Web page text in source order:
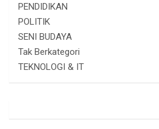
PENDIDIKAN
POLITIK
SENI BUDAYA
Tak Berkategori
TEKNOLOGI & IT